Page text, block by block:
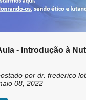
- Introdução à
por dr. frederico
08, 2022